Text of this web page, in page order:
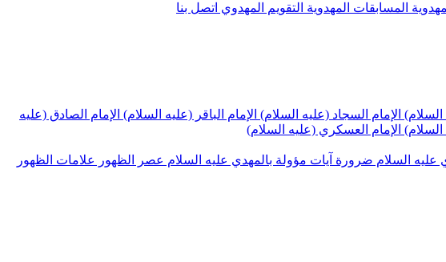
المسابقات المهدوية التقويم المهدوي اتصل بنا
السلام) الإمام السجاد (عليه السلام) الإمام الباقر (عليه السلام) الإمام الصادق (عليه
السلام) الإمام العسكري (عليه السلام)
عليه السلام ضرورة آيات مؤولة بالمهدي عليه السلام عصر الظهور
علامات الظهور